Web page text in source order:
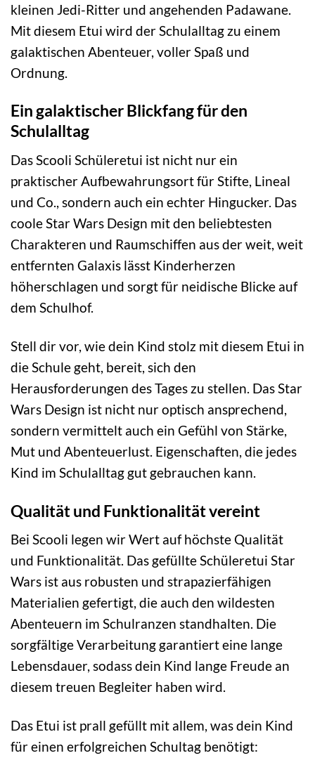
kleinen Jedi-Ritter und angehenden Padawane.
Mit diesem Etui wird der Schulalltag zu einem
galaktischen Abenteuer, voller Spaß und
Ordnung.
Ein galaktischer Blickfang für den
Schulalltag
Das Scooli Schüleretui ist nicht nur ein
praktischer Aufbewahrungsort für Stifte, Lineal
und Co., sondern auch ein echter Hingucker. Das
coole Star Wars Design mit den beliebtesten
Charakteren und Raumschiffen aus der weit, weit
entfernten Galaxis lässt Kinderherzen
höherschlagen und sorgt für neidische Blicke auf
dem Schulhof.
Stell dir vor, wie dein Kind stolz mit diesem Etui in
die Schule geht, bereit, sich den
Herausforderungen des Tages zu stellen. Das Star
Wars Design ist nicht nur optisch ansprechend,
sondern vermittelt auch ein Gefühl von Stärke,
Mut und Abenteuerlust. Eigenschaften, die jedes
Kind im Schulalltag gut gebrauchen kann.
Qualität und Funktionalität vereint
Bei Scooli legen wir Wert auf höchste Qualität
und Funktionalität. Das gefüllte Schüleretui Star
Wars ist aus robusten und strapazierfähigen
Materialien gefertigt, die auch den wildesten
Abenteuern im Schulranzen standhalten. Die
sorgfältige Verarbeitung garantiert eine lange
Lebensdauer, sodass dein Kind lange Freude an
diesem treuen Begleiter haben wird.
Das Etui ist prall gefüllt mit allem, was dein Kind
für einen erfolgreichen Schultag benötigt: